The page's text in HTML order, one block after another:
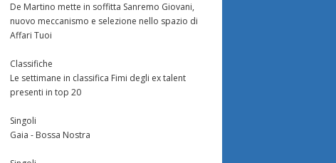
De Martino mette in soffitta Sanremo Giovani,
nuovo meccanismo e selezione nello spazio di
Affari Tuoi
Classifiche
Le settimane in classifica Fimi degli ex talent
presenti in top 20
Singoli
Gaia - Bossa Nostra